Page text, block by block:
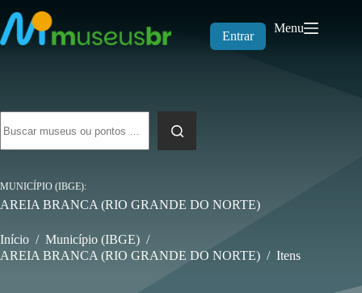
para
o
conteúdo
Entrar
Menu
resultados
MUNICÍPIO (IBGE)
AREIA BRANCA (RIO GRANDE DO NORTE)
Início / Município (IBGE) /
AREIA BRANCA (RIO GRANDE DO NORTE) / Itens